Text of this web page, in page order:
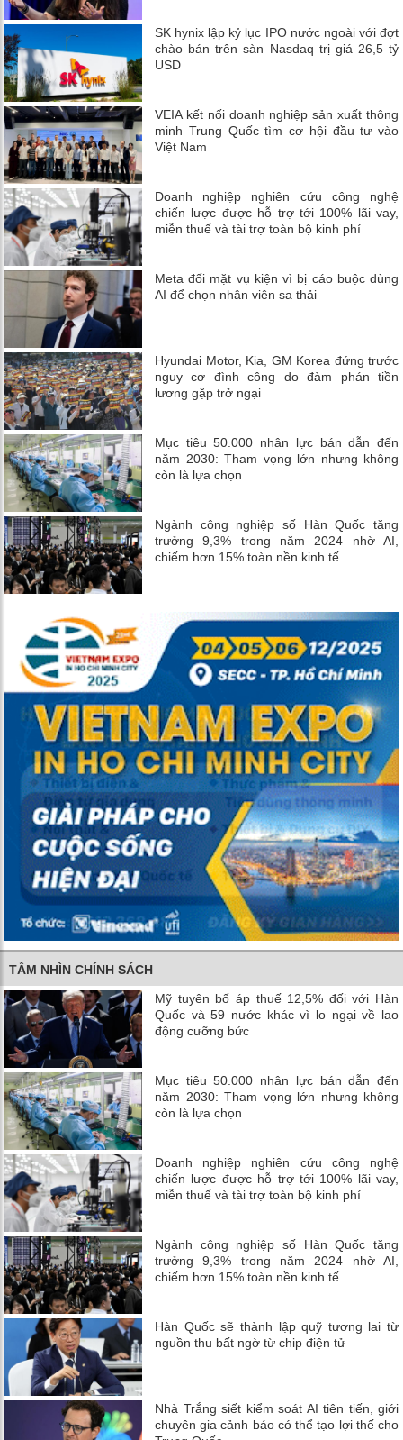
SK hynix lập kỷ lục IPO nước ngoài với đợt
chào bán trên sàn Nasdaq trị giá 26,5 tỷ
USD
VEIA kết nối doanh nghiệp sản xuất thông
minh Trung Quốc tìm cơ hội đầu tư vào
Việt Nam
Doanh nghiệp nghiên cứu công nghệ
chiến lược được hỗ trợ tới 100% lãi vay,
miễn thuế và tài trợ toàn bộ kinh phí
Meta đối mặt vụ kiện vì bị cáo buộc dùng
AI để chọn nhân viên sa thải
Hyundai Motor, Kia, GM Korea đứng trước
nguy cơ đình công do đàm phán tiền
lương gặp trở ngại
Mục tiêu 50.000 nhân lực bán dẫn đến
năm 2030: Tham vọng lớn nhưng không
còn là lựa chọn
Ngành công nghiệp số Hàn Quốc tăng
trưởng 9,3% trong năm 2024 nhờ AI,
chiếm hơn 15% toàn nền kinh tế
TẦM NHÌN CHÍNH SÁCH
Mỹ tuyên bố áp thuế 12,5% đối với Hàn
Quốc và 59 nước khác vì lo ngại về lao
động cưỡng bức
Mục tiêu 50.000 nhân lực bán dẫn đến
năm 2030: Tham vọng lớn nhưng không
còn là lựa chọn
Doanh nghiệp nghiên cứu công nghệ
chiến lược được hỗ trợ tới 100% lãi vay,
miễn thuế và tài trợ toàn bộ kinh phí
Ngành công nghiệp số Hàn Quốc tăng
trưởng 9,3% trong năm 2024 nhờ AI,
chiếm hơn 15% toàn nền kinh tế
Hàn Quốc sẽ thành lập quỹ tương lai từ
nguồn thu bất ngờ từ chip điện tử
Nhà Trắng siết kiểm soát AI tiên tiến, giới
chuyên gia cảnh báo có thể tạo lợi thế cho